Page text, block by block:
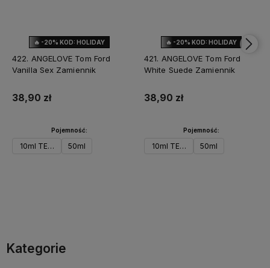
🔥 -20% KOD: HOLIDAY
422. ANGELOVE Tom Ford
Vanilla Sex Zamiennik
38,90 zł
Pojemność:
10ml TESTER 50ml
🔥 -20% KOD: HOLIDAY
421. ANGELOVE Tom Ford
White Suede Zamiennik
38,90 zł
Pojemność:
10ml TESTER 50ml
Kategorie